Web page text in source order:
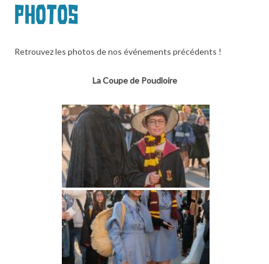
Photos
Retrouvez les photos de nos événements précédents !
La Coupe de Poudloire